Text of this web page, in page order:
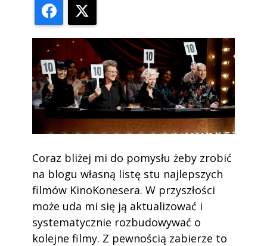
Facebook
Coraz bliżej mi do pomysłu żeby zrobić
na blogu własną listę stu najlepszych
filmów KinoKonesera. W przyszłości
może uda mi się ją aktualizować i
systematycznie rozbudowywać o
kolejne filmy. Z pewnością zabierze to